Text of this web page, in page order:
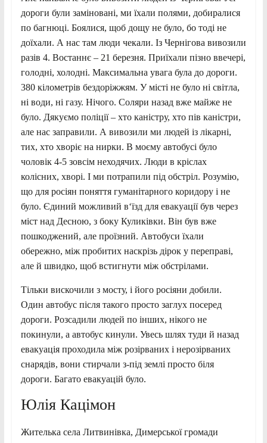
дороги були заміновані, ми їхали полями, добиралися
по багнюці. Боялися, щоб дощу не було, бо тоді не
доїхали. А нас там люди чекали. Із Чернігова вивозили
разів 4. Востаннє – 21 березня. Приїхали пізно ввечері,
голодні, холодні. Максимальна увага була до дороги.
380 кілометрів бездоріжжям. У місті не було ні світла,
ні води, ні газу. Нічого. Соляри назад вже майже не
було. Дякуємо поліції – хто каністру, хто пів каністри,
але нас заправили. А вивозили ми людей із лікарні,
тих, хто хворіє на нирки. В моєму автобусі було
чоловік 4-5 зовсім неходячих. Люди в кріслах
колісних, хворі. І ми потрапили під обстріл. Розумію,
що для росіян поняття гуманітарного коридору і не
було. Єдиний можливий в‘їзд для евакуації був через
міст над Десною, з боку Куликівки. Він був вже
пошкоджений, але проїзний. Автобуси їхали
обережно, між пробитих наскрізь дірок у переправі,
але й швидко, щоб встигнути між обстрілами.
Тільки вискочили з мосту, і його росіяни добили.
Один автобус після такого просто заглух посеред
дороги. Розсадили людей по інших, нікого не
покинули, а автобус кинули. Увесь шлях туди й назад
евакуація проходила між розірваних і нерозірваних
снарядів, вони стирчали з-під землі просто біля
дороги. Багато евакуацій було.
Юлія Кацімон
Жителька села Литвинівка, Димерської громади